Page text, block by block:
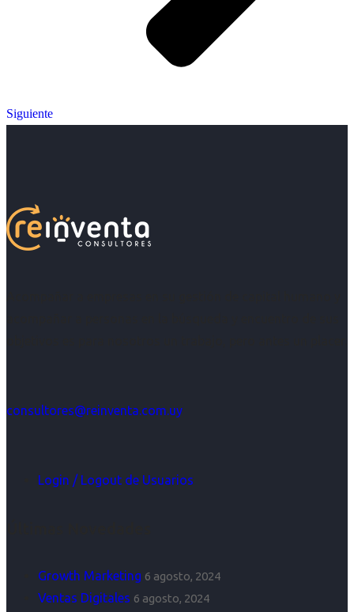
Siguiente
consultores@reinventa.com.uy
Login / Logout de Usuarios
Growth Marketing 6 agosto, 2024
Ventas Digitales 6 agosto, 2024